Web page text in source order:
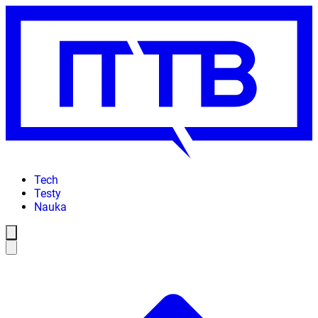
Tech
Testy
Nauka